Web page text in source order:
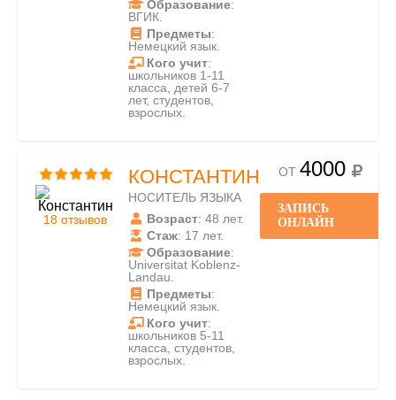
Образование:
ВГИК.
Предметы:
Немецкий язык.
Кого учит:
школьников 1-11
класса, детей 6-7
лет, студентов,
взрослых.
18 отзывов
КОНСТАНТИН
НОСИТЕЛЬ ЯЗЫКА
Возраст: 48 лет.
Стаж: 17 лет.
Образование:
Universitat Koblenz-
Landau.
Предметы:
Немецкий язык.
Кого учит:
школьников 5-11
класса, студентов,
взрослых.
ОТ 4000
ЗАПИСЬ
ОНЛАЙН